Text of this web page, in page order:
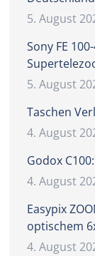
5. August
Sony FE
5. August
Taschen
4. August
Godox
4. August
Easypix
optischem
4. August